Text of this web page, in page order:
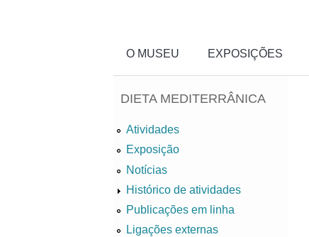
O MUSEU EXPOSIÇÕES
DIETA MEDITERRÂNICA
Atividades
Exposição
Notícias
Histórico de atividades
Publicações em linha
Ligações externas